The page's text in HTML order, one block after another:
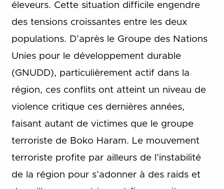
éleveurs. Cette situation difficile engendre
des tensions croissantes entre les deux
populations. D’après le Groupe des Nations
Unies pour le développement durable
(GNUDD), particulièrement actif dans la
région, ces conflits ont atteint un niveau de
violence critique ces dernières années,
faisant autant de victimes que le groupe
terroriste de Boko Haram. Le mouvement
terroriste profite par ailleurs de l’instabilité
de la région pour s’adonner à des raids et